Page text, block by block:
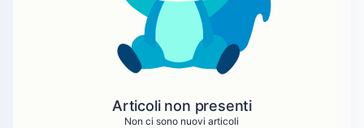
Articoli non presenti
Non ci sono nuovi articoli